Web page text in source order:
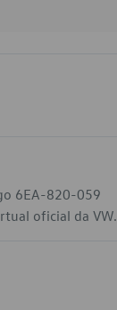
6EA-820-059
oficial da VW.